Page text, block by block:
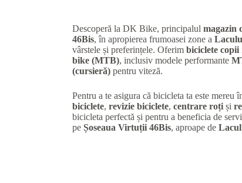
Descoperă la DK Bike, principalul magazin
46Bis, în apropierea frumoasei zone a
vârstele și preferințele. Oferim biciclete copii
bike (MTB), inclusiv modele performante
(cursieră)pentru viteză.
Pentru a te asigura că bicicleta ta este
biciclete, revizie biciclete, centrare roțiși
bicicleta perfectă și pentru a beneficia de
pe Șoseaua Virtuții 46Bis, aproape de